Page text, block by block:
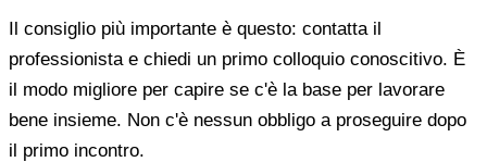
Il consiglio più importante è questo: contatta il
professionista e chiedi un primo colloquio conoscitivo. È
il modo migliore per capire se c'è la base per lavorare
bene insieme. Non c'è nessun obbligo a proseguire dopo
il primo incontro.